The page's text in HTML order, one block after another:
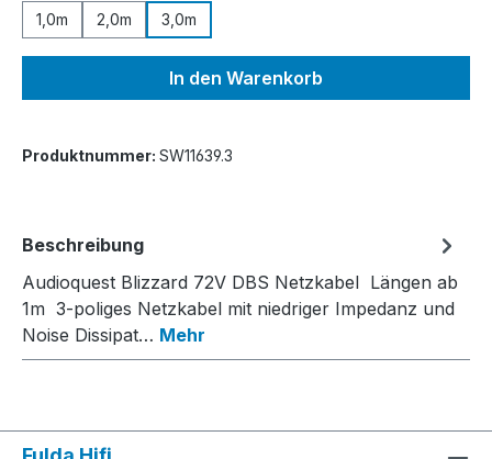
1,0m 2,0m 3,0m
In den Warenkorb
Produktnummer: SW11639.3
Beschreibung
Audioquest Blizzard 72V DBS Netzkabel Längen ab
1m 3-poliges Netzkabel mit niedriger Impedanz und
Noise Dissipat… Mehr